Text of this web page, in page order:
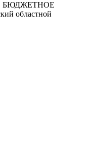
БЮДЖЕТНОЕ
областной